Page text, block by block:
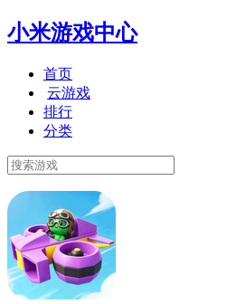
小米游戏中心
首页
云游戏
排行
分类